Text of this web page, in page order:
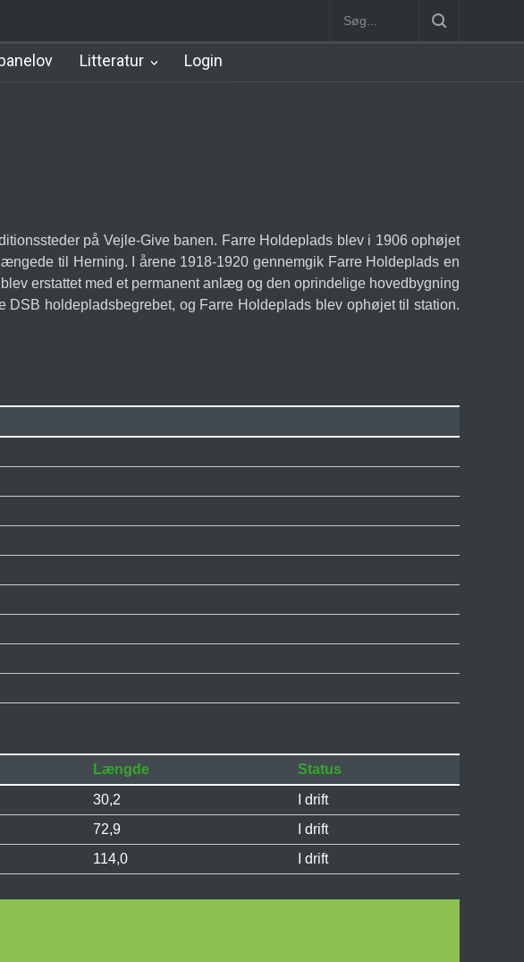
Nørrebro B Station [1886-1930] Nørrebro A Station
Litteratur Login
på Vejle-Give banen. Farre Holdeplads blev i 1906 ophøjet
til Herning. I årene 1918-1920 gennemgik Farre Holdeplads en
erstattet med et permanent anlæg og den oprindelige hovedbygning
holdepladsbegrebet, og Farre Holdeplads blev ophøjet til station.
Længde
Status
30,2
I drift
72,9
I drift
114,0 I drift